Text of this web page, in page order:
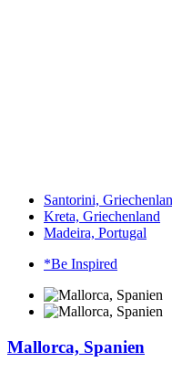
Santorini,
Kreta, Griechenland
Madeira, Portugal
*Be Inspired
Mallorca, Spanien